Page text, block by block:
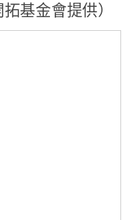
基金會提供）